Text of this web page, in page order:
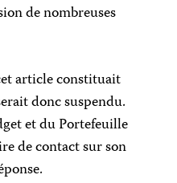
de nombreuses
article constituait
donc suspendu.
et du Portefeuille
de contact sur son